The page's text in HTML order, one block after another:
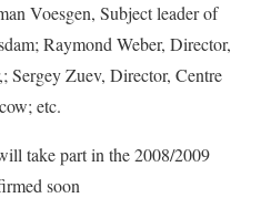
Voesgen, Subject leader of
Raymond Weber, Director,
Sergey Zuev, Director, Centre
etc.
take part in the 2008/2009
soon